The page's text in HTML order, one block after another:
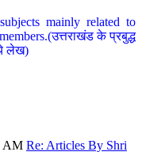
mainly related to
के प्रबुद्ध
लेख)
AM Re: Articles By Shri